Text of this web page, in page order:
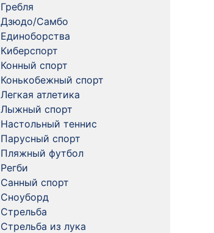
Гребля
Дзюдо/Самбо
Единоборства
Киберспорт
Конный спорт
Конькобежный спорт
Легкая атлетика
Лыжный спорт
Настольный теннис
Парусный спорт
Пляжный футбол
Регби
Санный спорт
Сноуборд
Стрельба
Стрельба из лука